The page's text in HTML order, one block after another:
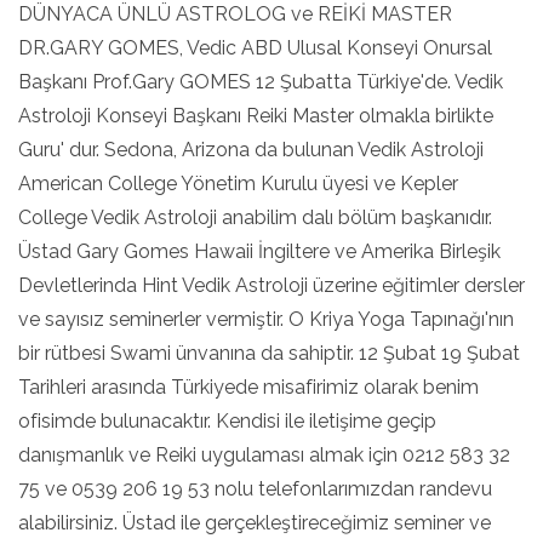
DÜNYACA ÜNLÜ ASTROLOG ve REİKİ MASTER
DR.GARY GOMES, Vedic ABD Ulusal Konseyi Onursal
Başkanı Prof.Gary GOMES 12 Şubatta Türkiye'de. Vedik
Astroloji Konseyi Başkanı Reiki Master olmakla birlikte
Guru' dur. Sedona, Arizona da bulunan Vedik Astroloji
American College Yönetim Kurulu üyesi ve Kepler
College Vedik Astroloji anabilim dalı bölüm başkanıdır.
Üstad Gary Gomes Hawaii İngiltere ve Amerika Birleşik
Devletlerinda Hint Vedik Astroloji üzerine eğitimler dersler
ve sayısız seminerler vermiştir. O Kriya Yoga Tapınağı'nın
bir rütbesi Swami ünvanına da sahiptir. 12 Şubat 19 Şubat
Tarihleri arasında Türkiyede misafirimiz olarak benim
ofisimde bulunacaktır. Kendisi ile iletişime geçip
danışmanlık ve Reiki uygulaması almak için 0212 583 32
75 ve 0539 206 19 53 nolu telefonlarımızdan randevu
alabilirsiniz. Üstad ile gerçekleştireceğimiz seminer ve